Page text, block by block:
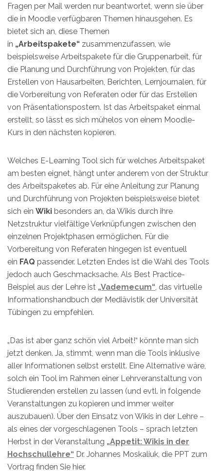
Fragen per Mail werden nur beantwortet, wenn sie über
die in Moodle verfügbaren Themen hinausgehen. Es
bietet sich an, diese Themen
in „Arbeitspakete“ zusammenzufassen, wie
beispielsweise Arbeitspakete für die Gruppenarbeit, für
die Planung und Durchführung von Projekten, für das
Erstellen von Hausarbeiten, Berichten, Lernjournalen, für
die Vorbereitung von Referaten oder für das Erstellen
von Präsentationspostern. Ist das Arbeitspaket einmal
erstellt, so lässt es sich mühelos von einem Moodle-
Kurs in den nächsten kopieren.
Welches E-Learning Tool sich für welches Arbeitspaket
am besten eignet, hängt unter anderem von der Struktur
des Arbeitspaketes ab. Für eine Anleitung zur Planung
und Durchführung von Projekten beispielsweise bietet
sich ein Wiki besonders an, da Wikis durch ihre
Netzstruktur vielfältige Verknüpfungen zwischen den
einzelnen Projektphasen ermöglichen. Für die
Vorbereitung von Referaten hingegen ist eventuell
ein FAQ passender. Letzten Endes ist die Wahl des Tools
jedoch auch Geschmacksache. Als Best Practice-
Beispiel aus der Lehre ist „Vademecum“ , das virtuelle
Informationshandbuch der Mediävistik der Universität
Tübingen zu empfehlen.
„Das ist aber ganz schön viel Arbeit!“ könnte man sich
jetzt denken. Ja, stimmt, wenn man die Tools inklusive
aller Informationen selbst erstellt. Eine Alternative wäre,
solch ein Tool im Rahmen einer Lehrveranstaltung von
Studierenden erstellen zu lassen (und evtl. in folgende
Veranstaltungen zu kopieren und immer weiter
auszubauen). Über den Einsatz von Wikis in der Lehre –
als eines der vorgeschlagenen Tools – sprach letzten
Herbst in der Veranstaltung „Appetit: Wikis in der
Hochschullehre“ Dr. Johannes Moskaliuk, die PPT zum
Vortrag finden Sie hier.